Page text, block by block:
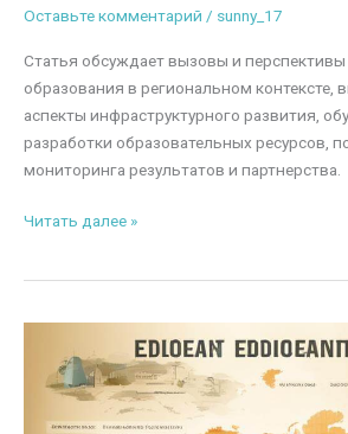
Оставьте комментарий / sunny_17
Статья обсуждает вызовы и
образования в региональном контексте,
аспекты инфраструктурного развития,
разработки образовательных ресурсов,
мониторинга результатов и партнерства.
Цифровизация
вызовы
перспективы
Читать далее »